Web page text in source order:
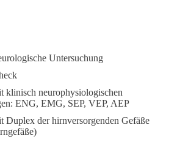
Untersuchung
klinisch neurophysiologischen
ENG, EMG, SEP, VEP, AEP
Duplex der hirnversorgenden Gefäße